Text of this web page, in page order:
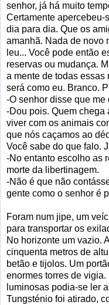
senhor, já há muito
Certamente apercebeu-
dia para dia. Que os
amanhã. Nada de novo
leu... Você pode então
reservas ou mudança.
a mente de todas
será como eu. Branco.
-O senhor disse que
-Dou pois. Quem chega
viver com os animais
que nós caçamos ao
Você sabe do que falo.
-No entanto escolho as
morte da libertinagem.
-Não é que não
gente como o senhor é
Foram num jipe, um
para transportar os
No horizonte um vazio.
cinquenta metros de
betão e tijolos. Um
enormes torres de
luminosas podia-se ler
Tungsténio foi atirado,